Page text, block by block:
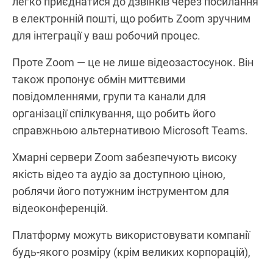
в електронній пошті, що робить Zoom зручним
для інтеграції у ваш робочий процес.
Проте Zoom — це не лише відеозастосунок. Він
також пропонує обмін миттєвими
повідомленнями, групи та канали для
організації спілкування, що робить його
справжньою альтернативою Microsoft Teams.
Хмарні сервери Zoom забезпечують високу
якість відео та аудіо за доступною ціною,
роблячи його потужним інструментом для
відеоконференцій.
Платформу можуть використовувати компанії
будь-якого розміру (крім великих корпорацій),